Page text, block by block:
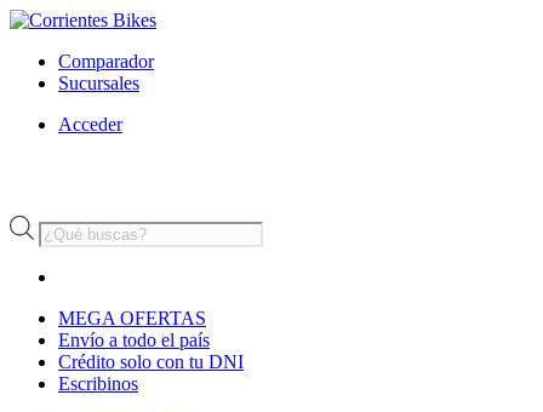
Comparador
Sucursales
Acceder
Búsqueda
de
MEGA OFERTAS
Envío a todo el país
Crédito solo con tu DNI
Escribinos